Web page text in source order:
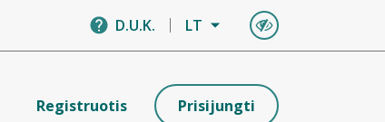
D.U.K. LT
Registruotis Prisijungti